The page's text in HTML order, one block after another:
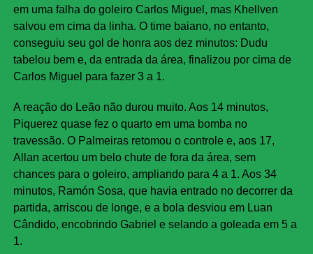
em uma falha do goleiro Carlos Miguel, mas Khellven
salvou em cima da linha. O time baiano, no entanto,
conseguiu seu gol de honra aos dez minutos: Dudu
tabelou bem e, da entrada da área, finalizou por cima de
Carlos Miguel para fazer 3 a 1.
A reação do Leão não durou muito. Aos 14 minutos,
Piquerez quase fez o quarto em uma bomba no
travessão. O Palmeiras retomou o controle e, aos 17,
Allan acertou um belo chute de fora da área, sem
chances para o goleiro, ampliando para 4 a 1. Aos 34
minutos, Ramón Sosa, que havia entrado no decorrer da
partida, arriscou de longe, e a bola desviou em Luan
Cândido, encobrindo Gabriel e selando a goleada em 5 a
1.